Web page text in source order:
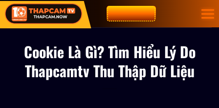
Bỏ
qua
nội
CƯỢC NGAY
Cookie Là Gì? Tìm Hiểu Lý Do
Thapcamtv Thu Thập Dữ Liệu